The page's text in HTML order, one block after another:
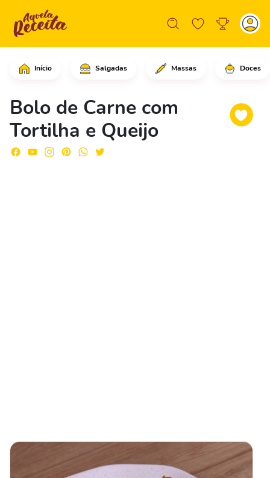
Início Salgadas Massas Doces
Bolo de Carne com
Tortilha e Queijo
Comece fazendo um furo no centro